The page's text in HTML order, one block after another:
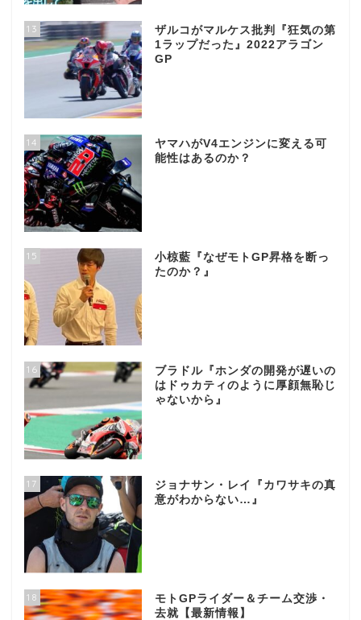
13
ザルコがマルケス批判『狂気の第
1ラップだった』2022アラゴン
GP
14
ヤマハがV4エンジンに変える可
能性はあるのか？
15
小椋藍『なぜモトGP昇格を断っ
たのか？』
16
ブラドル『ホンダの開発が遅いの
はドゥカティのように厚顔無恥じ
ゃないから』
17
ジョナサン・レイ『カワサキの真
意がわからない…』
18
モトGPライダー＆チーム交渉・
去就【最新情報】